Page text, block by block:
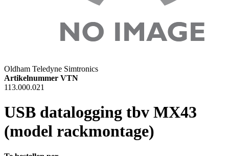
Oldham Teledyne Simtronics
Artikelnummer VTN
113.000.021
USB datalogging tbv MX43
(model rackmontage)